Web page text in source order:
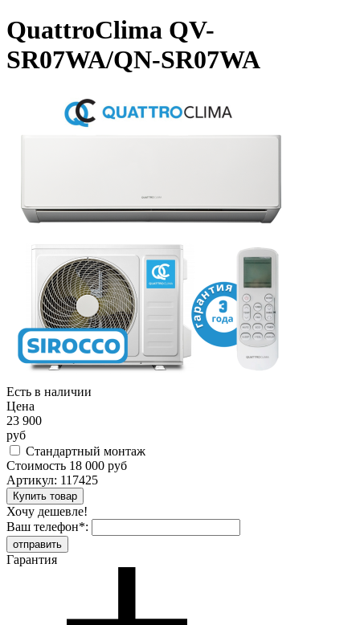
QuattroClima QV-
SR07WA/QN-SR07WA
Есть в наличии
Цена
23 900
руб
Стандартный монтаж
Стоимость 18 000 руб
Артикул: 117425
Хочу дешевле!
Ваш телефон*:
Гарантия